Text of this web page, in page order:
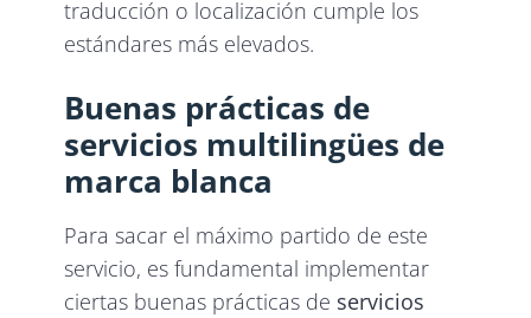
traducción o localización cumple los
estándares más elevados.
Buenas prácticas de
servicios multilingües de
marca blanca
Para sacar el máximo partido de este
servicio, es fundamental implementar
ciertas buenas prácticas de servicios